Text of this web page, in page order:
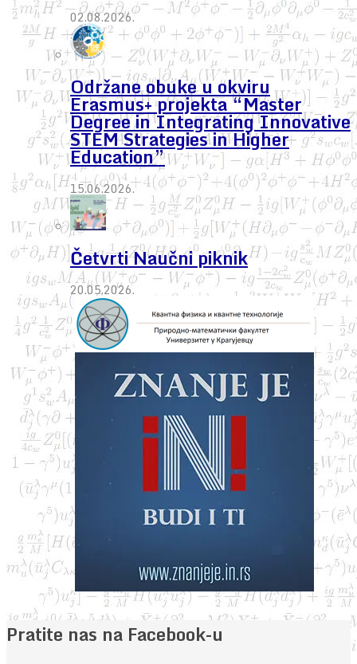
02.08.2026.
Održane obuke u okviru
Erasmus+ projekta “Master
Degree in Integrating Innovative
STEM Strategies in Higher
Education”
15.06.2026.
Četvrti Naučni piknik
20.05.2026.
Pratite nas na Facebook-u